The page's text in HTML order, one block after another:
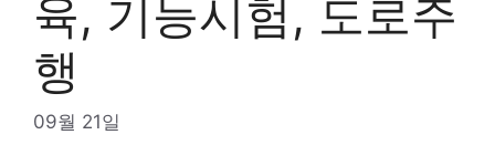
육, 기능시험, 도로주
행
09월 21일